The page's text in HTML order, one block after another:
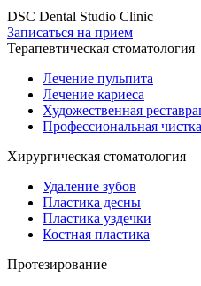
DSC Dental Studio Clinic
Записаться на прием
Терапевтическая стоматология
Лечение пульпита
Лечение кариеса
Художественная
Профессиональная
Хирургическая стоматология
Удаление зубов
Пластика десны
Пластика уздечки
Костная пластика
Протезирование